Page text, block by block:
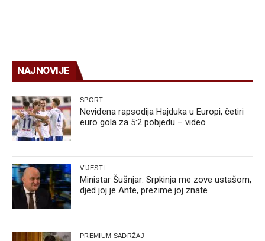
NAJNOVIJE
SPORT
Neviđena rapsodija Hajduka u Europi, četiri
euro gola za 5:2 pobjedu – video
VIJESTI
Ministar Šušnjar: Srpkinja me zove ustašom,
djed joj je Ante, prezime joj znate
PREMIUM SADRŽAJ